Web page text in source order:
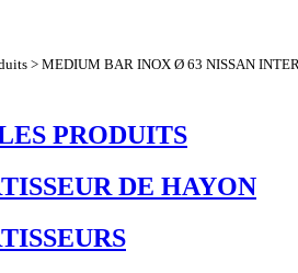
> MEDIUM BAR INOX Ø 63 NISSAN
PRODUITS
DE HAYON